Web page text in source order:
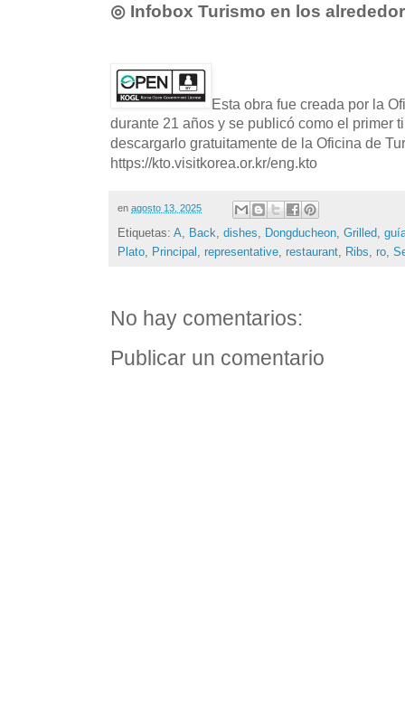
◎ Infobox Turismo en los
Esta obra fue creada por la
durante 21 años y se publicó como el primer
descargarlo gratuitamente de la Oficina de
https://kto.visitkorea.or.kr/eng.kto
en agosto 13, 2025
Etiquetas: A Back dishes Dongducheon Grilled
Plato Principal representative restaurant Ribs ro
No hay comentarios:
Publicar un comentario